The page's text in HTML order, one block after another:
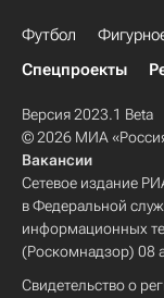
Футбол
Спецпроекты
Версия 2023.1 Beta
© 2026 МИА
Вакансии
Сетевое издание
в Федеральной
информационных
(Роскомнадзор) 08
Свидетельство о